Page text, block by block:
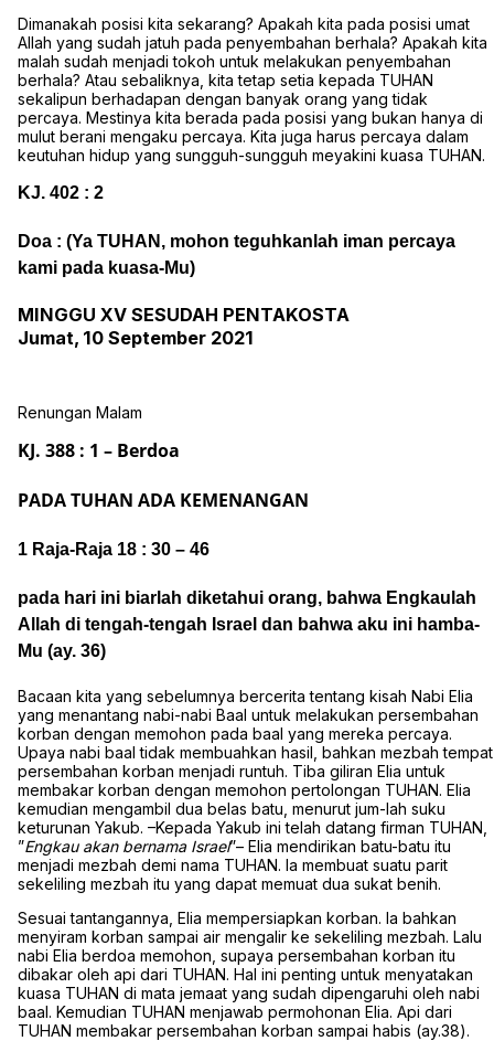
Dimanakah posisi kita sekarang? Apakah kita pada posisi umat
Allah yang sudah jatuh pada penyembahan berhala? Apakah kita
malah sudah menjadi tokoh untuk melakukan penyembahan
berhala? Atau sebaliknya, kita tetap setia kepada TUHAN
sekalipun berhadapan dengan banyak orang yang tidak
percaya. Mestinya kita berada pada posisi yang bukan hanya di
mulut berani mengaku percaya. Kita juga harus percaya dalam
keutuhan hidup yang sungguh-sungguh meyakini kuasa TUHAN.
KJ. 402 : 2
Doa : (Ya TUHAN, mohon teguhkanlah iman percaya
kami pada kuasa-Mu)
MINGGU XV SESUDAH PENTAKOSTA
Jumat, 10 September 2021
Renungan Malam
KJ. 388 : 1 – Berdoa
PADA TUHAN ADA KEMENANGAN
1 Raja-Raja 18 : 30 – 46
pada hari ini biarlah diketahui orang, bahwa Engkaulah
Allah di tengah-tengah Israel dan bahwa aku ini hamba-
Mu (ay. 36)
Bacaan kita yang sebelumnya bercerita tentang kisah Nabi Elia
yang menantang nabi-nabi Baal untuk melakukan persembahan
korban dengan memohon pada baal yang mereka percaya.
Upaya nabi baal tidak membuahkan hasil, bahkan mezbah tempat
persembahan korban menjadi runtuh. Tiba giliran Elia untuk
membakar korban dengan memohon pertolongan TUHAN. Elia
kemudian mengambil dua belas batu, menurut jum-lah suku
keturunan Yakub. –Kepada Yakub ini telah datang firman TUHAN,
”Engkau akan bernama Israel”– Elia mendirikan batu-batu itu
menjadi mezbah demi nama TUHAN. Ia membuat suatu parit
sekeliling mezbah itu yang dapat memuat dua sukat benih.
Sesuai tantangannya, Elia mempersiapkan korban. Ia bahkan
menyiram korban sampai air mengalir ke sekeliling mezbah. Lalu
nabi Elia berdoa memohon, supaya persembahan korban itu
dibakar oleh api dari TUHAN. Hal ini penting untuk menyatakan
kuasa TUHAN di mata jemaat yang sudah dipengaruhi oleh nabi
baal. Kemudian TUHAN menjawab permohonan Elia. Api dari
TUHAN membakar persembahan korban sampai habis (ay.38).